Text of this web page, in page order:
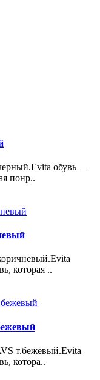
обувь —
понр..
которая ..
т.бежевый.Evita
котора..